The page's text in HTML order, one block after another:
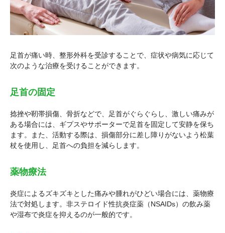
足首が痛い時、整形外科を受診することで、症状や病気に応じて
次のような治療を受けることができます。
足首の固定
捻挫や靭帯損傷、骨折などで、足首がぐらぐらし、激しい痛みが
ある場合には、ギプスやサポーターで足首を固定して安静を保ち
ます。また、活動する際は、損傷部分に差し障りがないよう松葉
杖を使用し、足首への負担を減らします。
薬物療法
炎症によるズキズキとした痛みや腫れがひどい場合には、薬物療
法で対処します。非ステロイド性抗炎症薬（NSAIDs）の飲み薬
や湿布で炎症を抑えるのが一般的です。